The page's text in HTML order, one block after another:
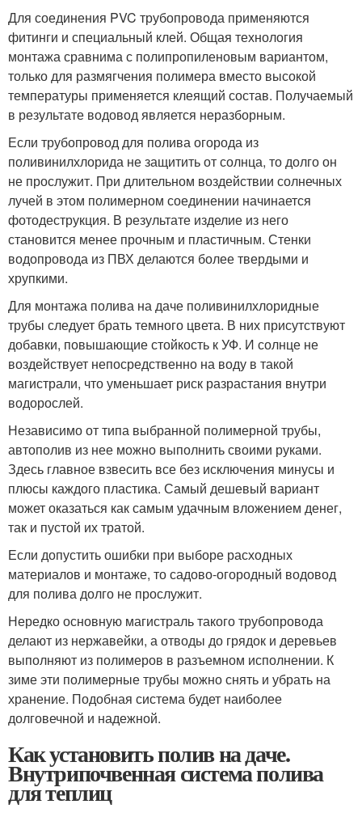
Для соединения PVC трубопровода применяются
фитинги и специальный клей. Общая технология
монтажа сравнима с полипропиленовым вариантом,
только для размягчения полимера вместо высокой
температуры применяется клеящий состав. Получаемый
в результате водовод является неразборным.
Если трубопровод для полива огорода из
поливинилхлорида не защитить от солнца, то долго он
не прослужит. При длительном воздействии солнечных
лучей в этом полимерном соединении начинается
фотодеструкция. В результате изделие из него
становится менее прочным и пластичным. Стенки
водопровода из ПВХ делаются более твердыми и
хрупкими.
Для монтажа полива на даче поливинилхлоридные
трубы следует брать темного цвета. В них присутствуют
добавки, повышающие стойкость к УФ. И солнце не
воздействует непосредственно на воду в такой
магистрали, что уменьшает риск разрастания внутри
водорослей.
Независимо от типа выбранной полимерной трубы,
автополив из нее можно выполнить своими руками.
Здесь главное взвесить все без исключения минусы и
плюсы каждого пластика. Самый дешевый вариант
может оказаться как самым удачным вложением денег,
так и пустой их тратой.
Если допустить ошибки при выборе расходных
материалов и монтаже, то садово-огородный водовод
для полива долго не прослужит.
Нередко основную магистраль такого трубопровода
делают из нержавейки, а отводы до грядок и деревьев
выполняют из полимеров в разъемном исполнении. К
зиме эти полимерные трубы можно снять и убрать на
хранение. Подобная система будет наиболее
долговечной и надежной.
Как установить полив на даче.
Внутрипочвенная система полива
для теплиц